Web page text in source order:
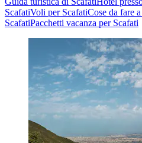
ScafatiVoli per ScafatiCose da fare
ScafatiPacchetti vacanza per Scafati